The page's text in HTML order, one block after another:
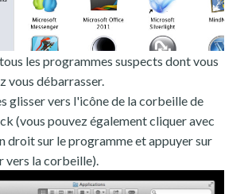
les programmes suspects dont vous
vous débarrasser.
glisser vers l'icône de la corbeille de
(vous pouvez également cliquer avec
droit sur le programme et appuyer sur
vers la corbeille).